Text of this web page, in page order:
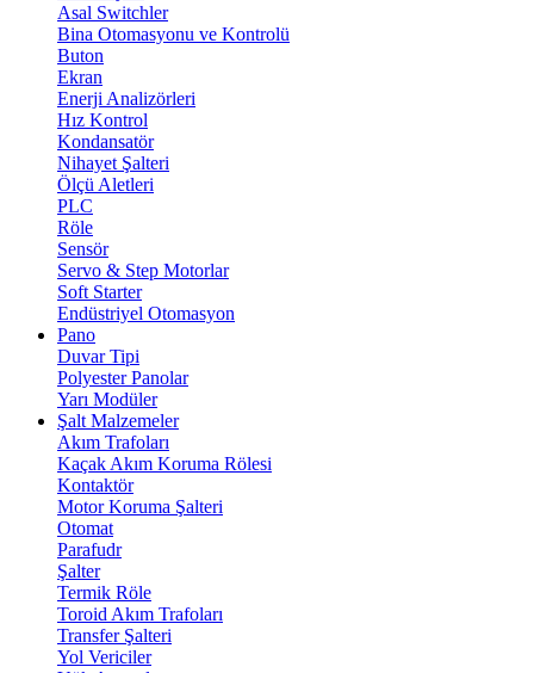
Asal Switchler
Bina Otomasyonu ve Kontrolü
Buton
Ekran
Enerji Analizörleri
Hız Kontrol
Kondansatör
Nihayet Şalteri
Ölçü Aletleri
PLC
Röle
Sensör
Servo & Step Motorlar
Soft Starter
Endüstriyel Otomasyon
Pano
Duvar Tipi
Polyester Panolar
Yarı Modüler
Şalt Malzemeler
Akım Trafoları
Kaçak Akım Koruma Rölesi
Kontaktör
Motor Koruma Şalteri
Otomat
Parafudr
Şalter
Termik Röle
Toroid Akım Trafoları
Transfer Şalteri
Yol Vericiler